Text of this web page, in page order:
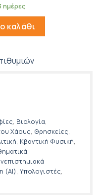
ημέρες
καλάθι
, Βιολογία,
Χάους, Θρησκείες,
, Κβαντική Φυσική,
,
(AI), Υπολογιστές,